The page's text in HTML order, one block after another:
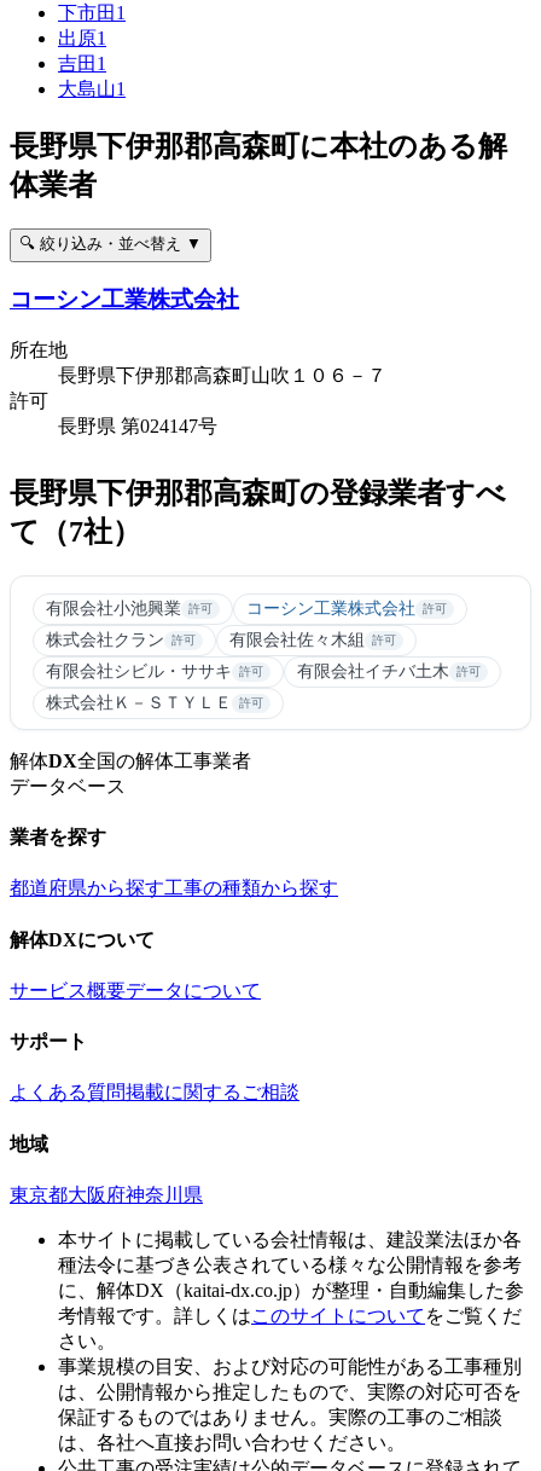
下市田 1
出原1
吉田 1
大島山1
長野県下伊那郡高森町に本社のある解
体業者
🔍 絞り込み・並べ替え ▼
コーシン工業株式会社
所在地
長野県下伊那郡高森町山吹１０６－７
許可
長野県 第024147号
長野県下伊那郡高森町の登録業者すべ
て（7社）
有限会社小池興業 許可 コーシン工業株式会社 許可
株式会社クラン 許可 有限会社佐々木組 許可
有限会社シビル・ササキ 許可 有限会社イチバ土木 許可
株式会社Ｋ－ＳＴＹＬＥ 許可
解体DX全国の解体工事業者
データベース
業者を探す
都道府県から探す工事の種類から探す
解体DXについて
サービス概要データについて
サポート
よくある質問掲載に関するご相談
地域
東京都大阪府神奈川県
本サイトに掲載している会社情報は、建設業法ほか各
種法令に基づき公表されている様々な公開情報を参考
に、解体DX（kaitai-dx.co.jp）が整理・自動編集した参
考情報です。詳しくはこのサイトについて をご覧くだ
さい。
事業規模の目安、および対応の可能性がある工事種別
は、公開情報から推定したもので、実際の対応可否を
保証するものではありません。実際の工事のご相談
は、各社へ直接お問い合わせください。